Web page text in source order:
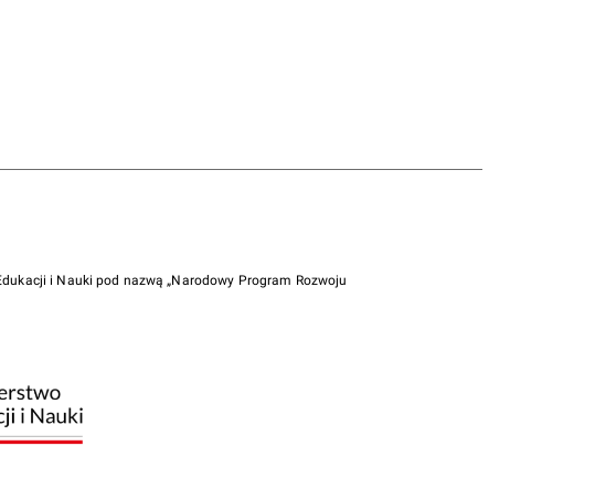
i Nauki pod nazwą „Narodowy Program Rozwoju